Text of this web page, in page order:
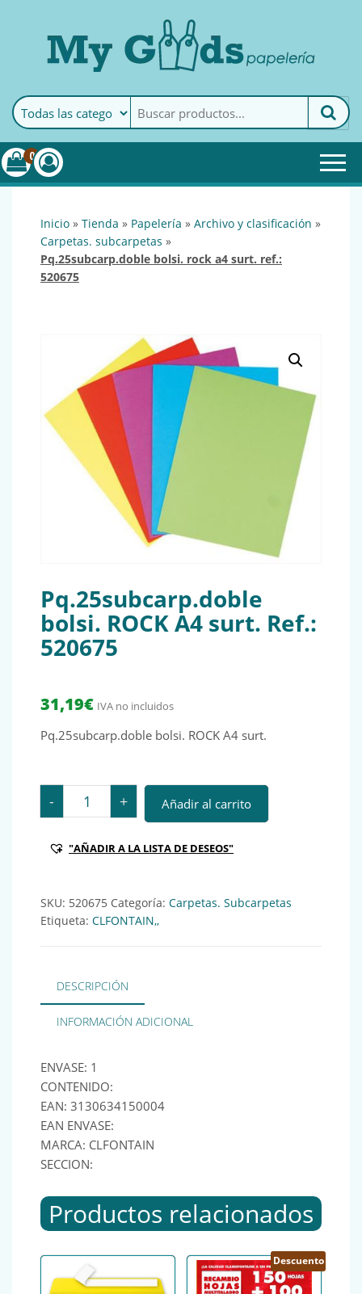
MyGoods · PapeleríaMy Goods es tu papelería
online de confianza. Podrás
encontrar todo lo necesario
0
inicio » tienda » papelería » archivo y clasificación »
carpetas. subcarpetas »
pq.25subcarp.doble bolsi. rock a4 surt. ref.:
520675
Pq.25subcarp.doble
bolsi. ROCK A4 surt. Ref.:
520675
31,19€ IVA no incluidos
Pq.25subcarp.doble bolsi. ROCK A4 surt.
- Pq.25subcarp.doble bolsi. ROCK A4 surt. Ref.: 520675
+ Añadir al carrito
"AÑADIR A LA LISTA DE DESEOS"
SKU: 520675 Categoría: Carpetas. Subcarpetas
Etiqueta: CLFONTAIN,,
DESCRIPCIÓN
INFORMACIÓN ADICIONAL
ENVASE: 1
CONTENIDO:
EAN: 3130634150004
EAN ENVASE:
MARCA: CLFONTAIN
SECCION:
Productos relacionados
Descuento